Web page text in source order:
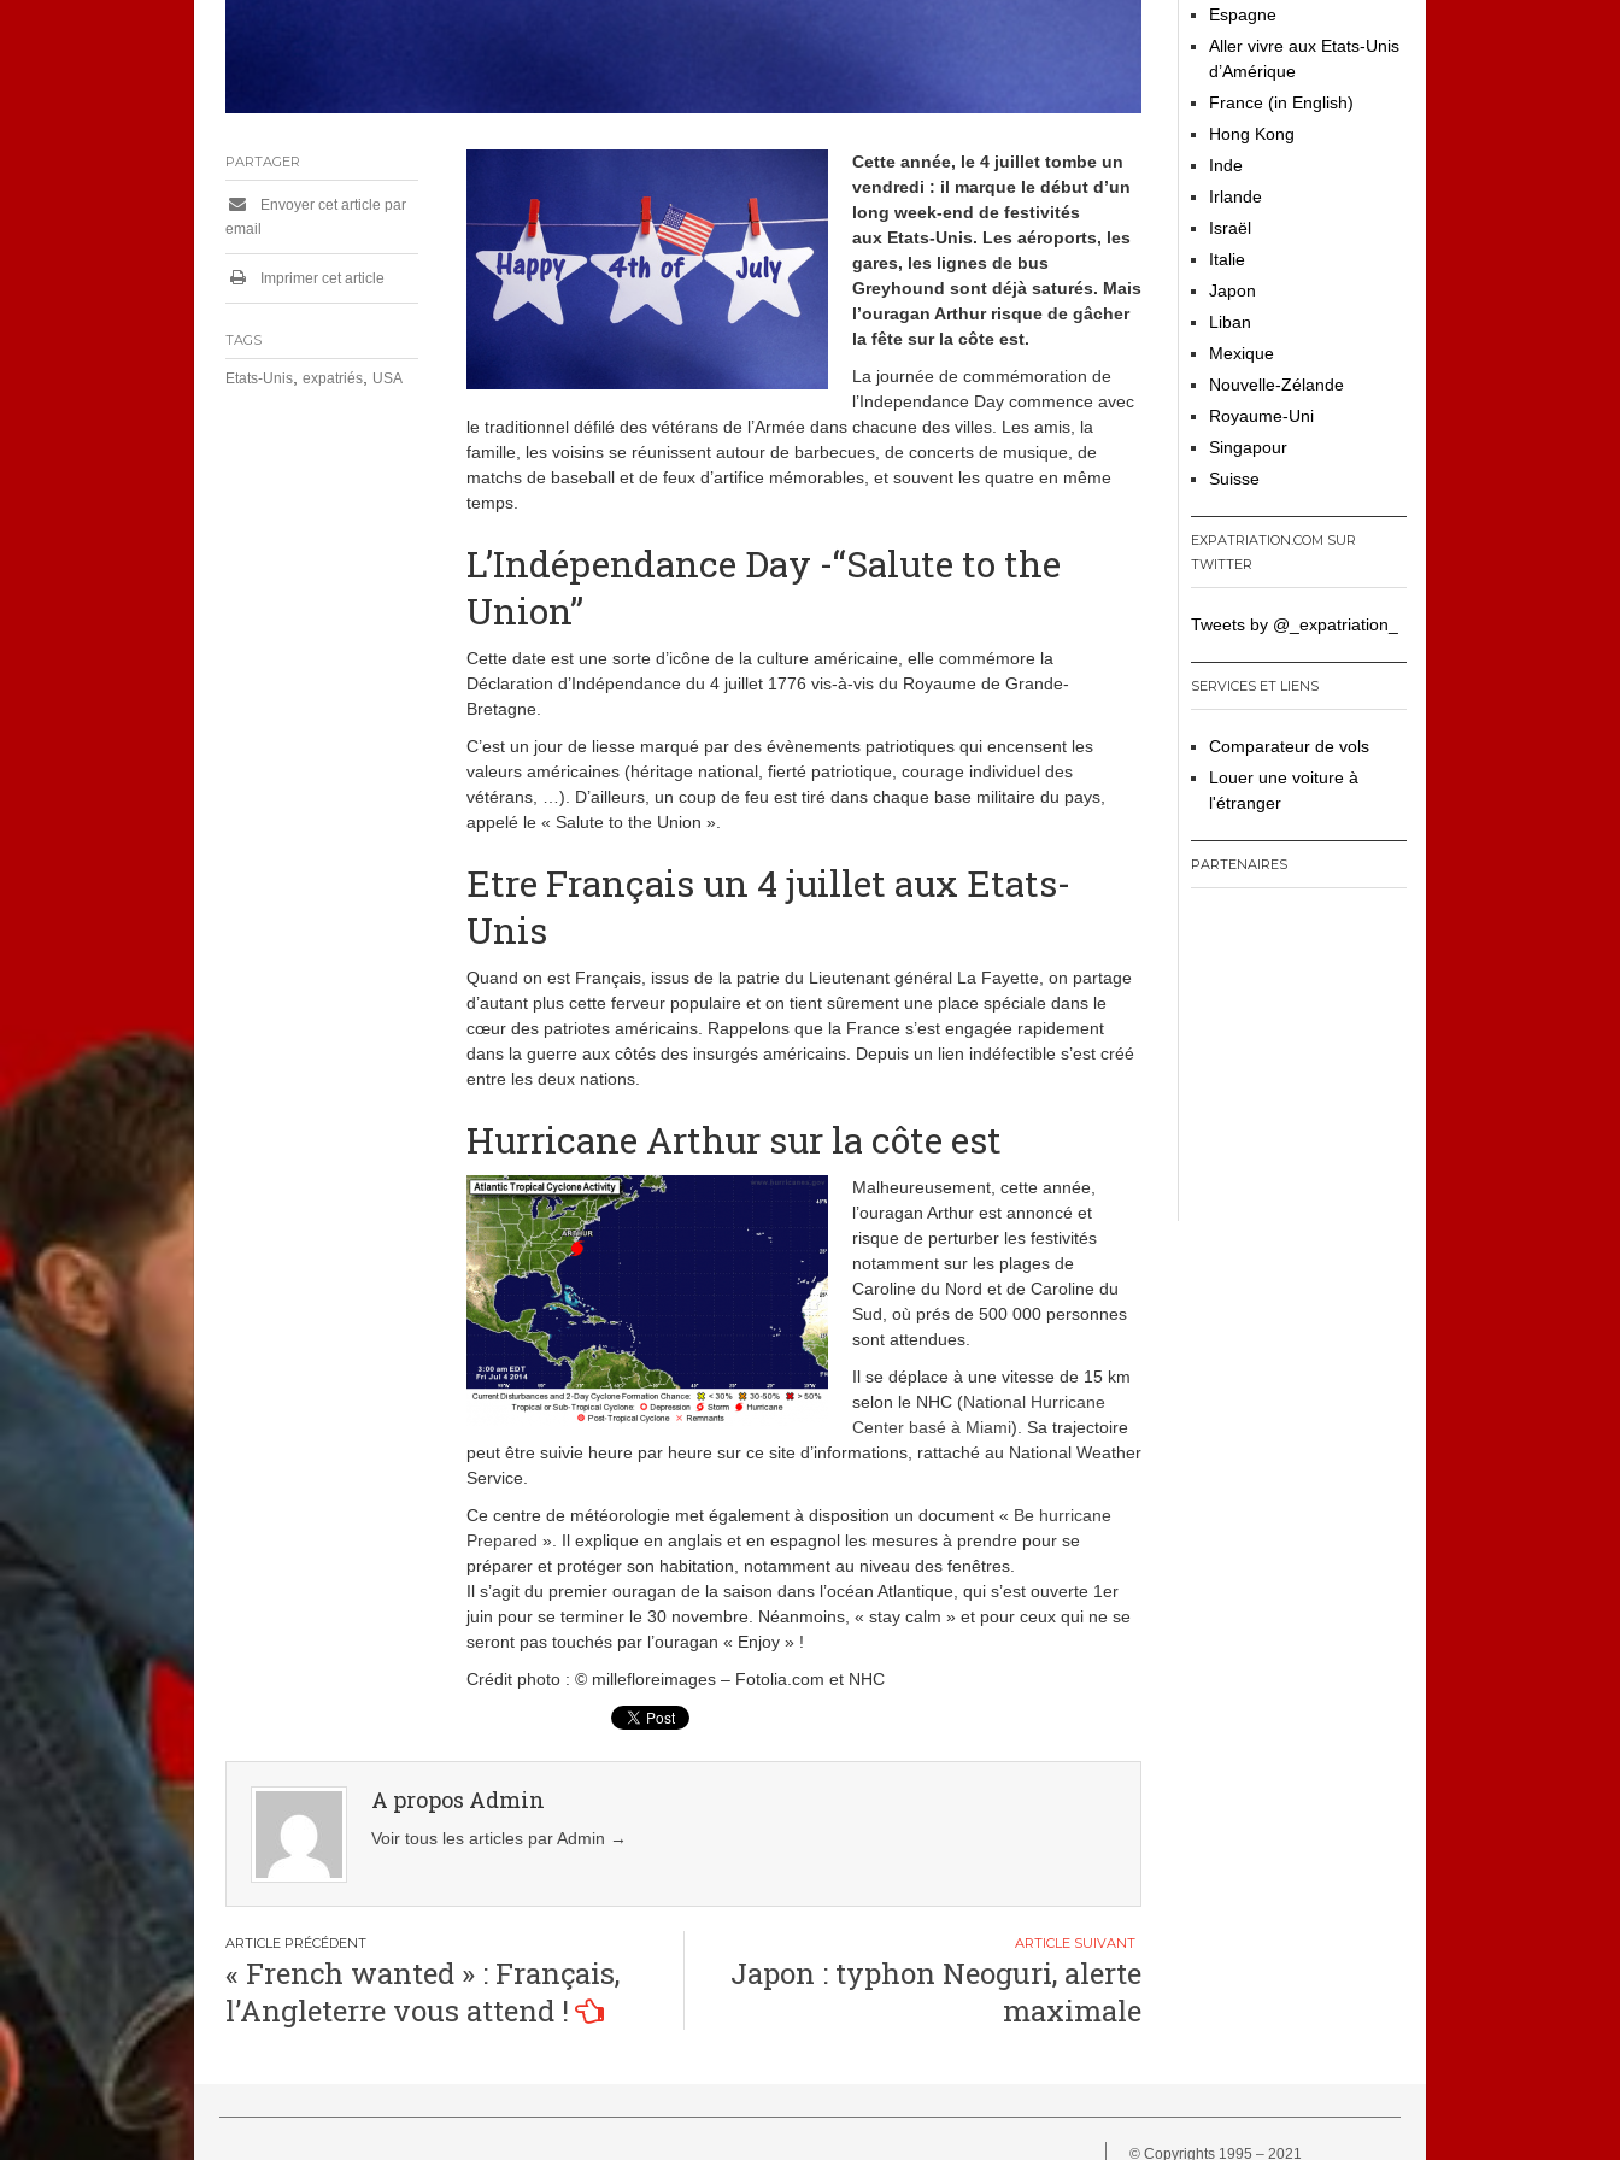
Cette année, le 4 juillet tombe un
vendredi : il marque le début d’un
long week-end de festivités
aux Etats-Unis. Les aéroports, les
gares, les lignes de bus
Greyhound sont déjà saturés. Mais
l’ouragan Arthur risque de gâcher
la fête sur la côte est.
La journée de commémoration de
l’Independance Day commence avec
le traditionnel défilé des vétérans de l’Armée dans chacune des villes. Les amis, la
famille, les voisins se réunissent autour de barbecues, de concerts de musique, de
matchs de baseball et de feux d’artifice mémorables, et souvent les quatre en même
temps.
L’Indépendance Day -“Salute to the
Union”
Cette date est une sorte d’icône de la culture américaine, elle commémore la
Déclaration d’Indépendance du 4 juillet 1776 vis-à-vis du Royaume de Grande-
Bretagne.
C’est un jour de liesse marqué par des évènements patriotiques qui encensent les
valeurs américaines (héritage national, fierté patriotique, courage individuel des
vétérans, …). D’ailleurs, un coup de feu est tiré dans chaque base militaire du pays,
appelé le « Salute to the Union ».
Etre Français un 4 juillet aux Etats-
Unis
Quand on est Français, issus de la patrie du Lieutenant général La Fayette, on partage
d’autant plus cette ferveur populaire et on tient sûrement une place spéciale dans le
cœur des patriotes américains. Rappelons que la France s’est engagée rapidement
dans la guerre aux côtés des insurgés américains. Depuis un lien indéfectible s’est créé
entre les deux nations.
Hurricane Arthur sur la côte est
Malheureusement, cette année,
l’ouragan Arthur est annoncé et
risque de perturber les festivités
notamment sur les plages de
Caroline du Nord et de Caroline du
Sud, où prés de 500 000 personnes
sont attendues.
Il se déplace à une vitesse de 15 km
selon le NHC (National Hurricane
Center basé à Miami). Sa trajectoire
peut être suivie heure par heure sur ce site d’informations, rattaché au National Weather
Service.
Ce centre de météorologie met également à disposition un document « Be hurricane
Prepared ». Il explique en anglais et en espagnol les mesures à prendre pour se
préparer et protéger son habitation, notamment au niveau des fenêtres.
Il s’agit du premier ouragan de la saison dans l’océan Atlantique, qui s’est ouverte 1er
juin pour se terminer le 30 novembre. Néanmoins, « stay calm » et pour ceux qui ne se
seront pas touchés par l’ouragan « Enjoy » !
Crédit photo : © millefloreimages – Fotolia.com et NHC
PARTAGER
Envoyer cet article par
email
Imprimer cet article
TAGS
Etats-Unis, expatriés, USA
A propos Admin
Voir tous les articles par Admin →
Navigation
de
« French wanted » : Français,
l’Angleterre vous attend !
Japon : typhon Neoguri, alerte
maximale
Espagne
Aller vivre aux Etats-Unis
d’Amérique
France (in English)
Hong Kong
Inde
Irlande
Israël
Italie
Japon
Liban
Mexique
Nouvelle-Zélande
Royaume-Uni
Singapour
Suisse
EXPATRIATION.COM SUR
TWITTER
Tweets by @_expatriation_
SERVICES ET LIENS
Comparateur de vols
Louer une voiture à
l'étranger
PARTENAIRES
© Copyrights 1995 – 2021